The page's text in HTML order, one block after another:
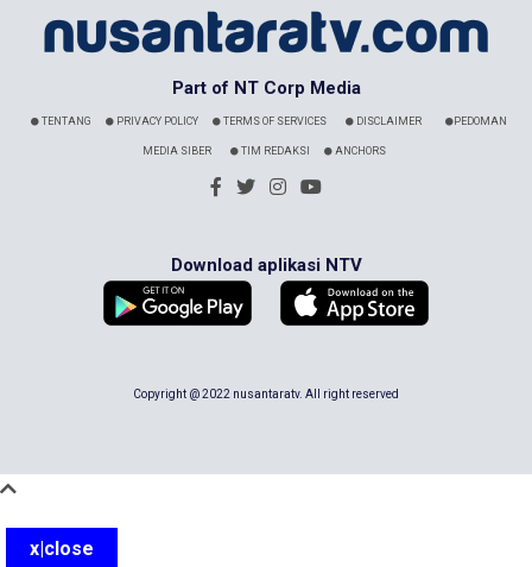
Part of NT Corp Media
TENTANG PRIVACY POLICY TERMS OF SERVICES DISCLAIMER PEDOMAN
MEDIA SIBER TIM REDAKSI ANCHORS
Download aplikasi NTV
Copyright @ 2022 nusantaratv. All right reserved
x|close